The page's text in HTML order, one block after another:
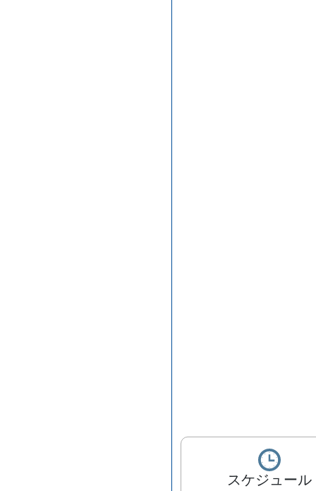
スケジュール